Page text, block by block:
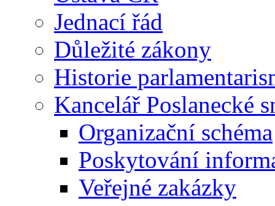
Jednací řád
Důležité zákony
Historie
Kancelář Poslanecké
Organizační schéma
Poskytování
Veřejné zakázky